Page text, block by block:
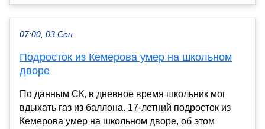
07:00, 03 Сен
Подросток из Кемерова умер на школьном
дворе
По данным СК, в дневное время школьник мог
вдыхать газ из баллона. 17-летний подросток из
Кемерова умер на школьном дворе, об этом